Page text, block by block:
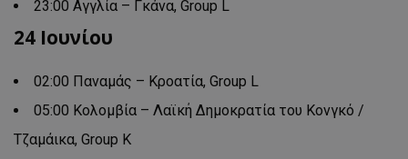
23:00 Αγγλία – Γκάνα, Group L
24 Ioυνίου
02:00 Παναμάς – Κροατία, Group L
05:00 Κολομβία – Λαϊκή Δημοκρατία του Κονγκό /
Τζαμάικα, Group K